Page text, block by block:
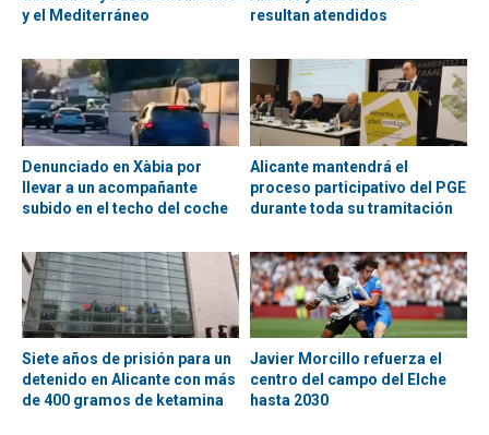
y el Mediterráneo
resultan atendidos
Denunciado en Xàbia por
llevar a un acompañante
subido en el techo del coche
Alicante mantendrá el
proceso participativo del PGE
durante toda su tramitación
Siete años de prisión para un
detenido en Alicante con más
de 400 gramos de ketamina
Javier Morcillo refuerza el
centro del campo del Elche
hasta 2030